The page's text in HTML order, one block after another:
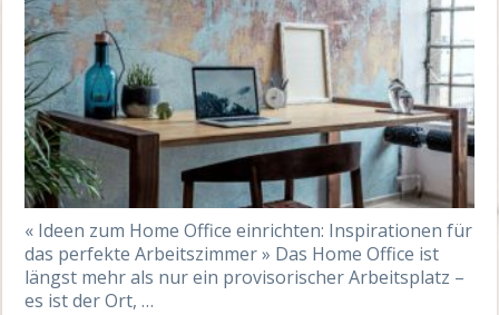
« Ideen zum Home Office einrichten: Inspirationen für
das perfekte Arbeitszimmer » Das Home Office ist
längst mehr als nur ein provisorischer Arbeitsplatz –
es ist der Ort, …